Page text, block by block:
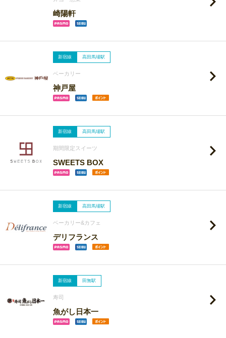
崎陽軒
新宿線 高田馬場駅
ベーカリー
神戸屋
新宿線 高田馬場駅
期間限定スイーツ
SWEETS BOX
新宿線 高田馬場駅
ベーカリー&カフェ
デリフランス
新宿線 田無駅
寿司
魚がし日本一